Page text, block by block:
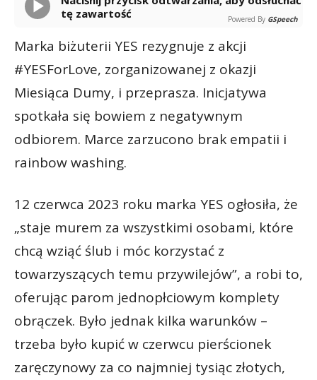
tę zawartość
Powered By GSpeech
Marka biżuterii YES rezygnuje z akcji
#YESForLove, zorganizowanej z okazji
Miesiąca Dumy, i przeprasza. Inicjatywa
spotkała się bowiem z negatywnym
odbiorem. Marce zarzucono brak empatii i
rainbow washing.
12 czerwca 2023 roku marka YES ogłosiła, że
„staje murem za wszystkimi osobami, które
chcą wziąć ślub i móc korzystać z
towarzyszących temu przywilejów”, a robi to,
oferując parom jednopłciowym komplety
obrączek. Było jednak kilka warunków –
trzeba było kupić w czerwcu pierścionek
zaręczynowy za co najmniej tysiąc złotych,